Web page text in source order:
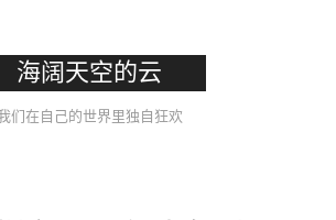
海阔天空的云
们在自己的世界里独自狂欢